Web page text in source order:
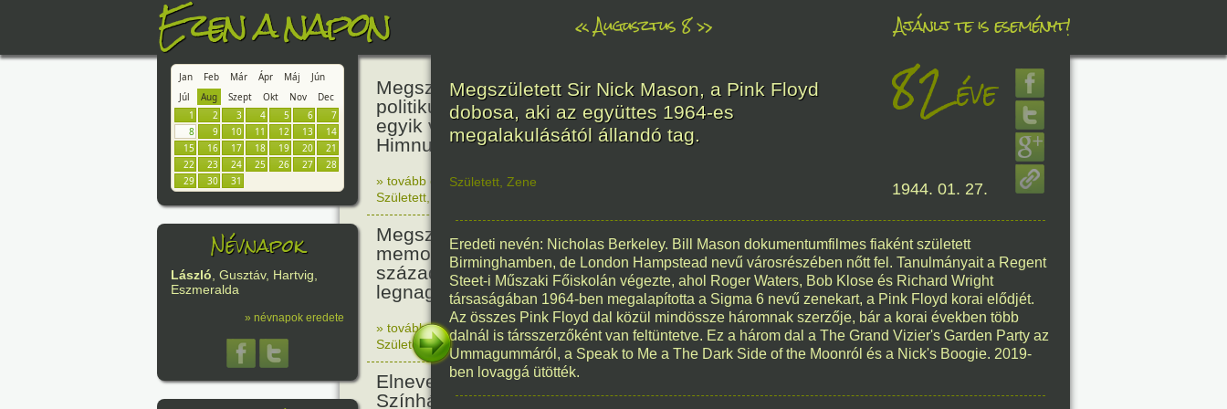
Ezen a napon «Augusztus 8» Ajánlj te is eseményt!
Jan Feb Már Ápr Máj
Jún
Júl
Aug Szept Okt Nov
Dec
1
2 3 4 5 6
7
8
9 10 11 12 13
14
15
16 17 18 19 20
21
22
23 24 25 26 27
28
29
30 31
Névnapok
László, Gusztáv, Hartvig,
Eszmeralda
» névnapok eredete
Megszületett Kölcsey Ferenc költő,
politikus, akadémikus, a reformkor
egyik vezéregyénisége, a nemzeti
Himnusz költője.
236éve
» tovább olvasom|1 hozzászólás, szólj Te is hozzá!
Született
Megszületett Mikes Kelemen
memoáríró, műfordító, a XVIII.
századi magyar prózairodalom
legnagyobb alakja.
336éve
» tovább olvasom | 1 hozzászólás, szólj Te is hozzá!
Született,Történelem, Irodalom,Magyar 1690. 08. 08.
Elnevezték a Pesti Magyar
Színházat Nemzeti Színháznak.
186éve
Megszületett Sir Nick Mason, a Pink Floyd
dobosa, aki az együttes 1964-es
megalakulásától állandó tag.
82éve
Született Zene 1944. 01. 27.
Eredeti nevén: Nicholas Berkeley. Bill Mason dokumentumfilmes fiaként született
Birminghamben, de London Hampstead nevű városrészében nőtt fel. Tanulmányait a Regent
Steet-i Műszaki Főiskolán végezte, ahol Roger Waters, Bob Klose és Richard Wright
társaságában 1964-ben megalapította a Sigma 6 nevű zenekart, a Pink Floyd korai elődjét.
Az összes Pink Floyd dal közül mindössze háromnak szerzője, bár a korai években több
dalnál is társszerzőként van feltüntetve. Ez a három dal a The Grand Vizier's Garden Party az
Ummagummáról, a Speak to Me a The Dark Side of the Moonról és a Nick's Boogie. 2019-
ben lovaggá ütötték.